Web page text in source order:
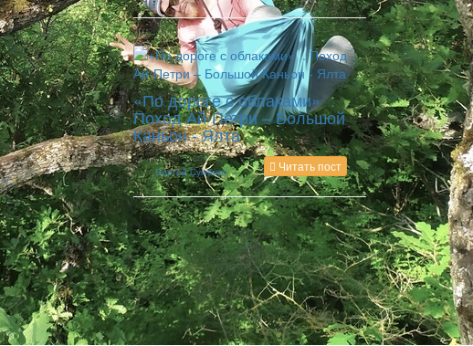
«По дороге с облаками» .
Поход Ай-Петри – Большой
Каньон - Ялта
07.09.2016
Сергей Сумберг
Читать пост